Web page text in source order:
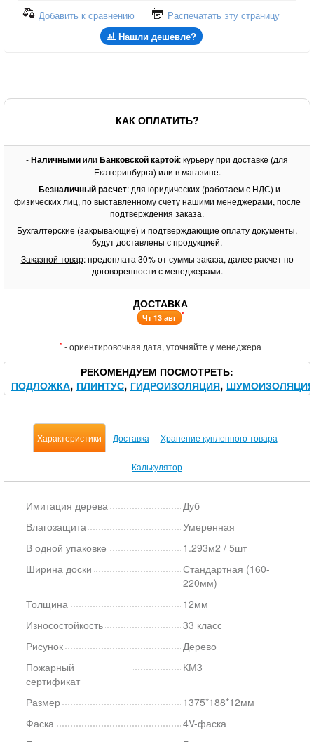
Добавить к сравнению
Распечатать эту страницу
Нашли дешевле?
КАК ОПЛАТИТЬ?
-Наличнымиили Банковской картой: курьеру при доставке (для
Екатеринбурга) или в магазине.
-Безналичный расчет: для юридических (работаем с НДС) и
физических лиц, по выставленному счету нашими менеджерами, после
подтверждения заказа.
Бухгалтерские (закрывающие) и подтверждающие оплату документы,
будут доставлены с продукцией.
Заказной товар: предоплата 30% от суммы заказа, далее расчет по
договоренности с менеджерами.
ДОСТАВКА
Чт 13 авг *
* - ориентировочная дата, уточняйте у менеджера
РЕКОМЕНДУЕМ ПОСМОТРЕТЬ
ПОДЛОЖКА ПЛИНТУС ГИДРОИЗОЛЯЦИЯ ШУМОИЗОЛЯЦИЯ
Характеристики Доставка Хранение купленного товара
Калькулятор
Имитация дерева
Дуб
Влагозащита
Умеренная
В одной упаковке
1.293м2 / 5шт
Ширина доски
Стандартная (160-
220мм)
Толщина
12мм
Износостойкость
33 класс
Рисунок
Дерево
Пожарный
сертификат
КМ3
Размер
1375*188*12мм
Фаска
4V-фаска